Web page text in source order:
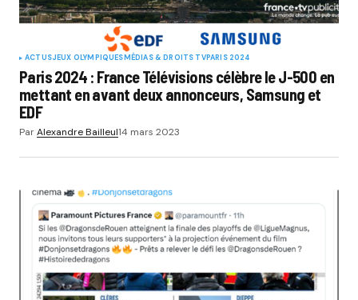
ACTUSJEUX OLYMPIQUESMÉDIAS & DROITS TVPARIS 2024
Paris 2024 : France Télévisions célèbre le J-500 en
mettant en avant deux annonceurs, Samsung et
EDF
ParAlexandre Bailleul14 mars 2023